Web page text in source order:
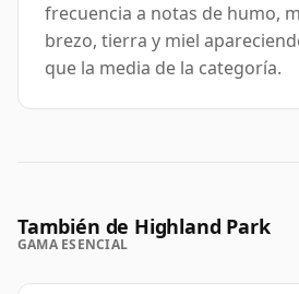
frecuencia a notas de humo,
brezo, tierra y miel
que la media de la categoría.
También de Highland Park
GAMA ESENCIAL